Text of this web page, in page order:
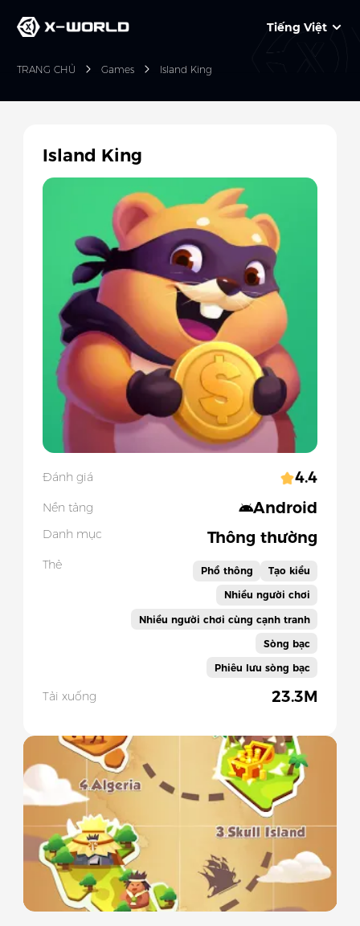
Tiếng Việt
TRANG CHỦ Games Island King
Slide 1 of 5
Island King
Đánh giá 4.4
Nền tảng Android
Danh mục Thông thường
Thẻ Phổ thông Tạo kiểu
Nhiều người chơi
Nhiều người chơi cùng cạnh tranh
Sòng bạc
Phiêu lưu sòng bạc
Tải xuống 23.3M